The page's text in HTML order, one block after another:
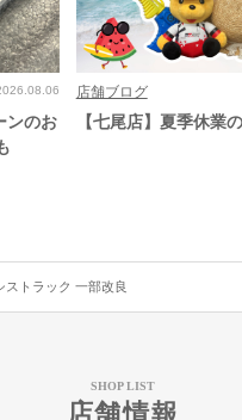
ンのお
店舗ブログ
【七尾店】夏季休業
ストラック 一部改良
SHOP LIST
店舗情報